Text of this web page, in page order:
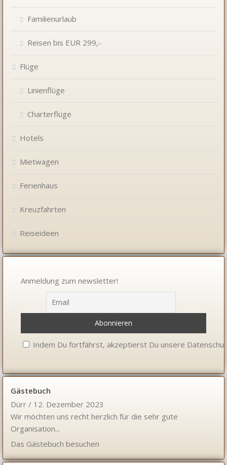
Familienurlaub
Reisen bis EUR 299,-
Flüge
Linienflüge
Charterflüge
Hotels
Mietwagen
Ferienhaus
Kreuzfahrten
Reiseideen
Anmeldung zum newsletter!
Indem Du fortfährst, akzeptierst Du unsere
Gästebuch
Dürr / 12. Dezember 2023
Wir möchten uns recht herzlich für die sehr gute
Organisation...
Das Gästebuch besuchen